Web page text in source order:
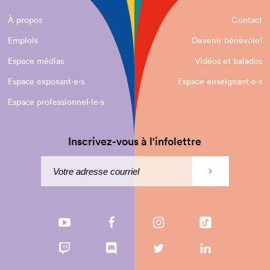
À propos
Contact
Emplois
Devenir bénévole!
Espace médias
Vidéos et balados
Espace exposant·e⋅s
Espace enseignant·e⋅s
Espace professionnel·le⋅s
Inscrivez-vous à l'infolettre